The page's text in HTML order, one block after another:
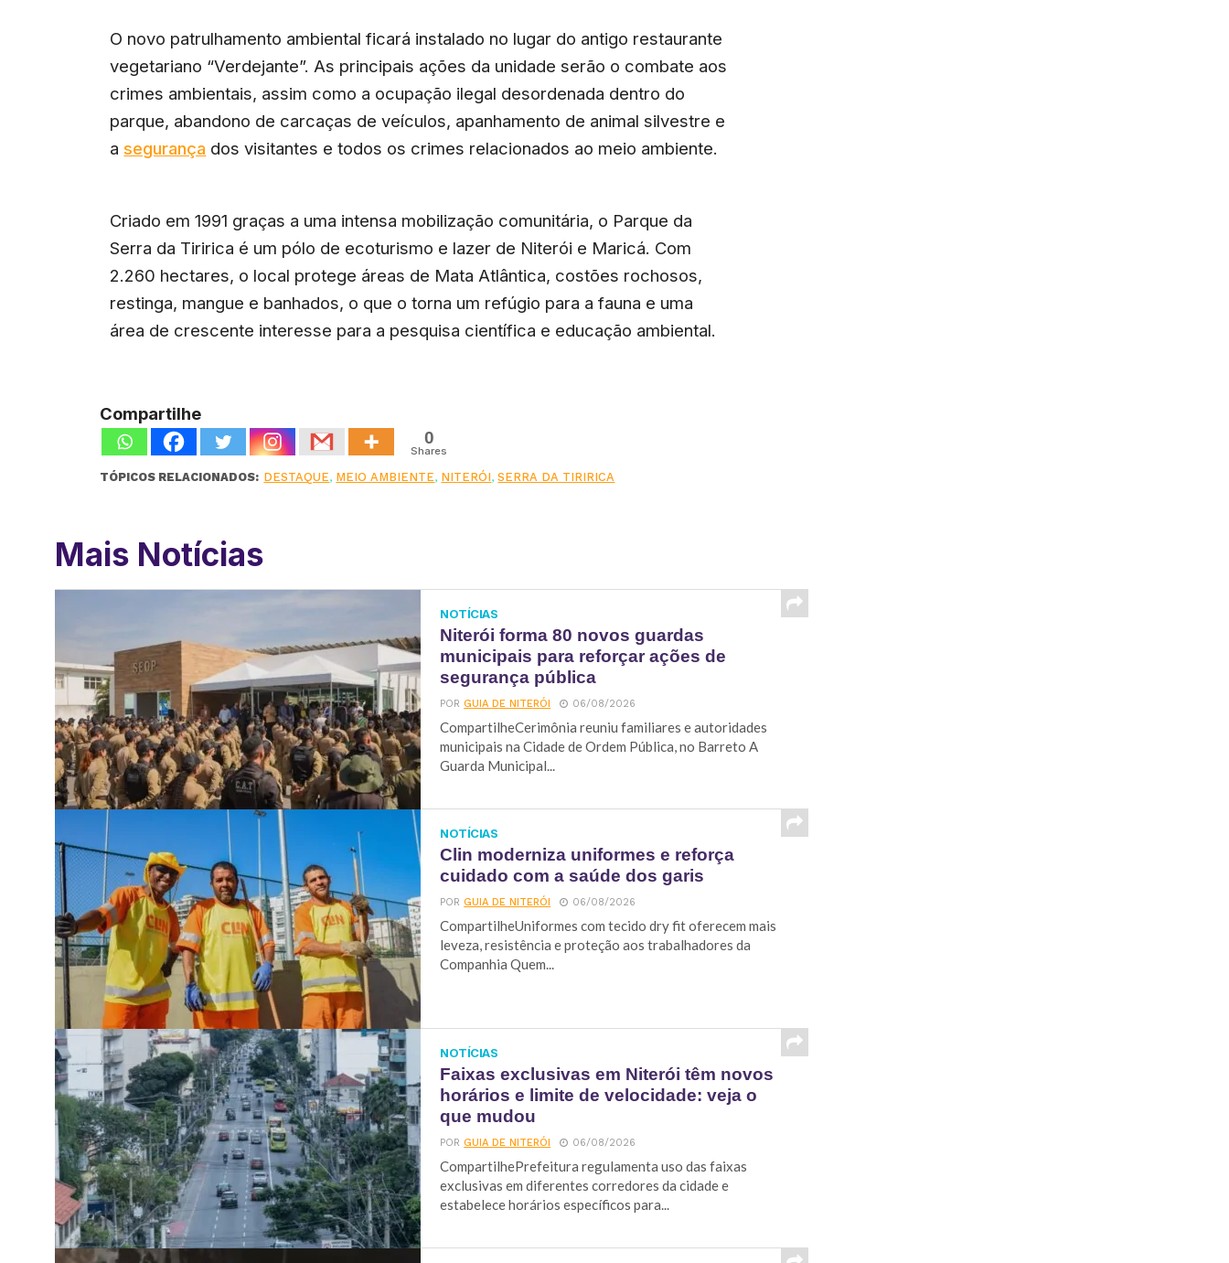
O novo patrulhamento ambiental ficará instalado no lugar do antigo restaurante
vegetariano “Verdejante”. As principais ações da unidade serão o combate aos
crimes ambientais, assim como a ocupação ilegal desordenada dentro do
parque, abandono de carcaças de veículos, apanhamento de animal silvestre e
asegurança dos visitantes e todos os crimes relacionados ao meio ambiente.
Criado em 1991 graças a uma intensa mobilização comunitária, o Parque da
Serra da Tiririca é um pólo de ecoturismo e lazer de Niterói e Maricá. Com
2.260 hectares, o local protege áreas de Mata Atlântica, costões rochosos,
restinga, mangue e banhados, o que o torna um refúgio para a fauna e uma
área de crescente interesse para a pesquisa científica e educação ambiental.
Compartilhe
0
Shares
TÓPICOS RELACIONADOS: DESTAQUE, MEIO AMBIENTE, NITERÓI,SERRA DA TIRIRICA
Mais Notícias
NOTÍCIAS
Niterói forma 80 novos guardas
municipais para reforçar ações de
segurança pública
PORGUIA DE NITERÓI 06/08/2026
CompartilheCerimônia reuniu familiares e autoridades
municipais na Cidade de Ordem Pública, no Barreto A
Guarda Municipal...
NOTÍCIAS
Clin moderniza uniformes e reforça
cuidado com a saúde dos garis
PORGUIA DE NITERÓI 06/08/2026
CompartilheUniformes com tecido dry fit oferecem mais
leveza, resistência e proteção aos trabalhadores da
Companhia Quem...
NOTÍCIAS
Faixas exclusivas em Niterói têm novos
horários e limite de velocidade: veja o
que mudou
PORGUIA DE NITERÓI 06/08/2026
CompartilhePrefeitura regulamenta uso das faixas
exclusivas em diferentes corredores da cidade e
estabelece horários específicos para...